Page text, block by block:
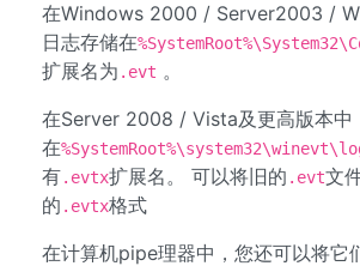
在Windows 2000 / Server2003 /
日志存储在
扩展名为 .evt 。
在Server 2008 / Vista及更高版本中
在
有.evtx扩展名。 可以将旧的 .evt文
的 .evtx格式
在计算机pipe理器中，您还可以将它